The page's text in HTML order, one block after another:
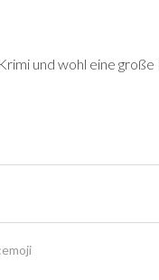
und wohl eine
:emoji